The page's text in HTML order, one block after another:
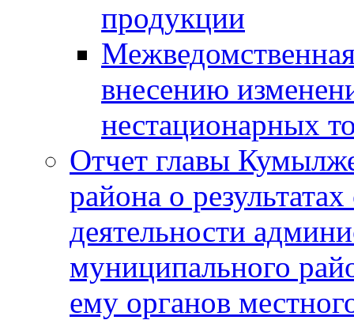
продукции
внесению
нестационарных
Отчет главы
района о
деятельности
муниципального
ему органов